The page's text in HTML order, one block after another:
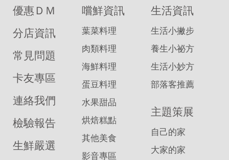
優惠ＤＭ
分店資訊
常見問題
卡友專區
連絡我們
檢驗報告
生鮮嚴選
嚐鮮資訊
葉菜料理
肉類料理
海鮮料理
蛋豆料理
水果甜品
烘焙糕點
其他美食
影音專區
生活資訊
生活小撇步
養生小祕方
生活小妙方
部落客推薦
主題策展
自己的家
大家的家